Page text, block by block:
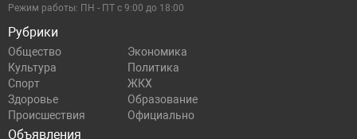
Рубрики
Общество
Экономика
Культура
Политика
Спорт
ЖКХ
Здоровье
Образование
Происшествия
Официально
Объявления
Режим работы: ПН - ПТ с 9:00 до 18:00